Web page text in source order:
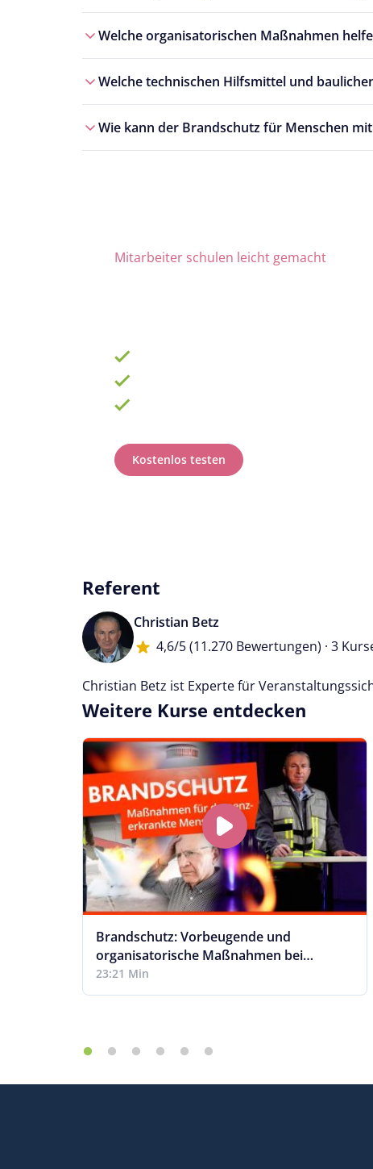
Welche organisatorischen Maßnahmen
Welche technischen Hilfsmittel und
Wie kann der Brandschutz für Menschen
Mitarbeiter schulen leicht gemacht
Kostenlos testen
Referent
Christian Betz
4,6/5(11.270 Bewertungen) · 3
Christian Betz ist Experte für
Weitere Kurse entdecken
Brandschutz: Vorbeugende und
organisatorische Maßnahmen bei
Menschen mit Demenz
23:21 Min